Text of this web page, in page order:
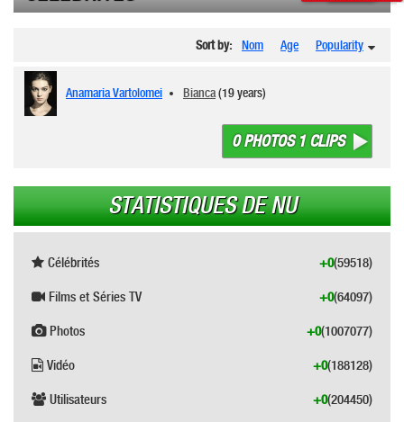
Sort by: Nom Age Popularity
Anamaria Vartolomei Bianca(19 years)
0 PHOTOS 1 CLIPS
STATISTIQUES DE NU
Célébrités (59518)
+0
Films et Séries TV (64097)
+0
Photos (1007077)
+0
Vidéo (188128)
+0
Utilisateurs (204450)
+0